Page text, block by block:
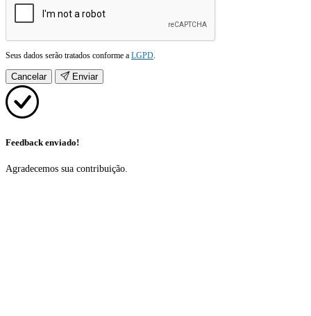
Seus dados serão tratados conforme a LGPD
Cancelar Enviar
Feedback enviado!
Agradecemos sua contribuição.